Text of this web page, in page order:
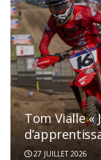
Tom Vialle «
27 JUILLET 2026